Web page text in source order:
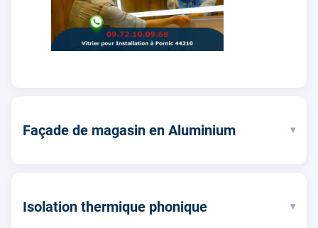
Façade de magasin en Aluminium ▾
Isolation thermique phonique ▾